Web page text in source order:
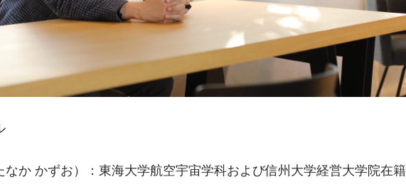
なか かずお）：東海大学航空宇宙学科および信州大学経営大学院在